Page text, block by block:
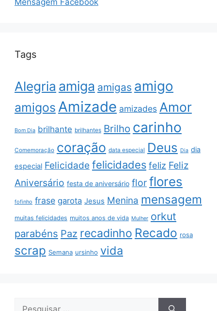
Tags
Alegria amiga amigas amigo
amigos Amizade amizades Amor
Bom Dia brilhante brilhantes Brilho carinho
Comemoração coração data especial Deus Dia dia
especial Felicidade felicidades feliz Feliz
Aniversário festa de aniversário flor flores
fofinho frase garota Jesus Menina mensagem
muitas felicidades muitos anos de vida Mulher orkut
parabéns Paz recadinho Recado rosa
scrap Semana ursinho vida